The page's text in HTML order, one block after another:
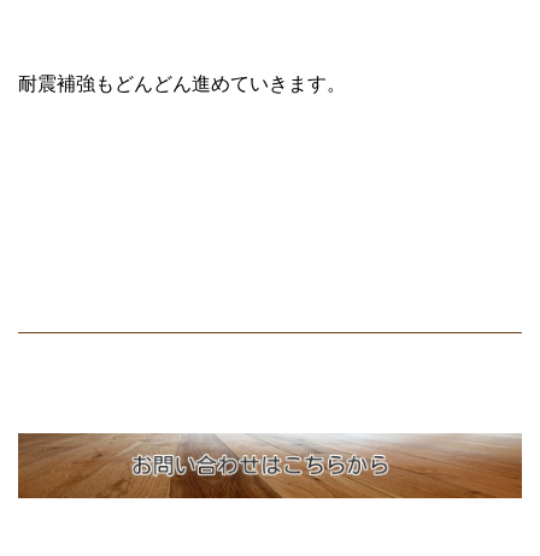
耐震補強もどんどん進めていきます。